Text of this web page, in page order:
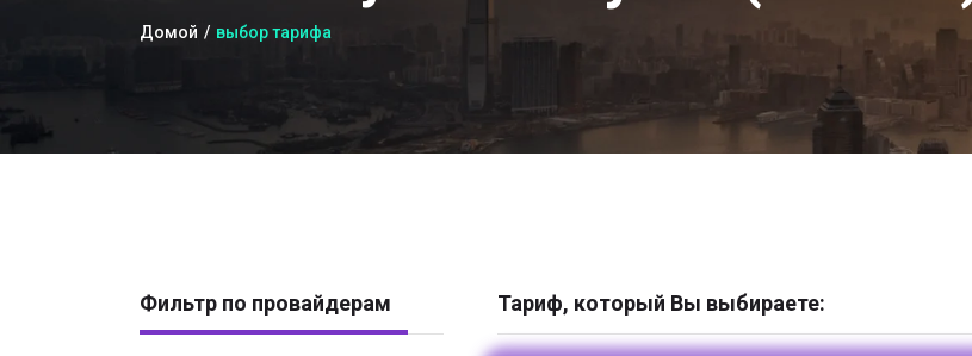
Домой выбор тарифа
Фильтр по провайдерам Тариф, который Вы выбираете: